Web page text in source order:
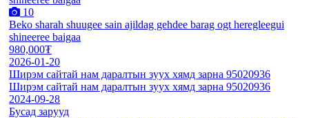
10
Beko sharah shuugee sain ajildag gehdee barag ogt heregleegui
shineeree baigaa
980,000₮
2026-01-20
Ширэм сайтай нам даралтын зуух хямд зарна 95020936
Ширэм сайтай нам даралтын зуух хямд зарна 95020936
2024-09-28
Бусад зарууд